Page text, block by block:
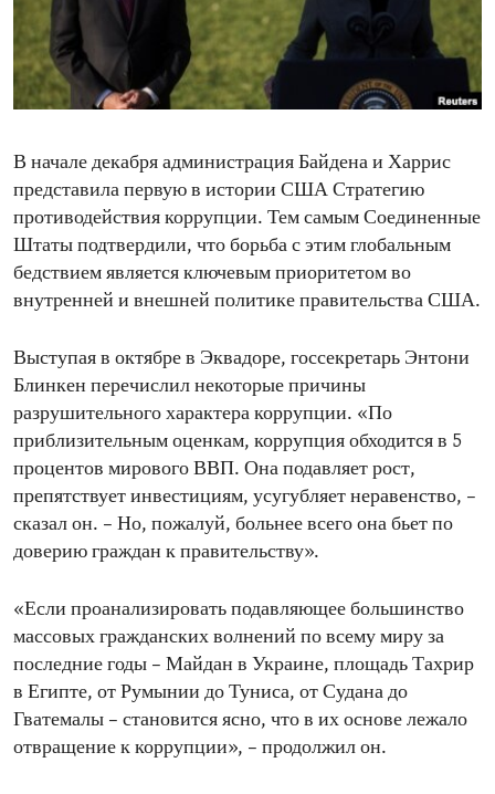
ENVIRONMENT AND HEALTH
IDEALS AND INSTITUTIONS
В начале декабря администрация Байдена и Харрис
представила первую в истории США Стратегию
противодействия коррупции. Тем самым Соединенные
Штаты подтвердили, что борьба с этим глобальным
бедствием является ключевым приоритетом во
внутренней и внешней политике правительства США.
Выступая в октябре в Эквадоре, госсекретарь Энтони
Блинкен перечислил некоторые причины
разрушительного характера коррупции. «По
приблизительным оценкам, коррупция обходится в 5
процентов мирового ВВП. Она подавляет рост,
препятствует инвестициям, усугубляет неравенство, –
сказал он. – Но, пожалуй, больнее всего она бьет по
доверию граждан к правительству».
«Если проанализировать подавляющее большинство
массовых гражданских волнений по всему миру за
последние годы – Майдан в Украине, площадь Тахрир
в Египте, от Румынии до Туниса, от Судана до
Гватемалы – становится ясно, что в их основе лежало
отвращение к коррупции», – продолжил он.